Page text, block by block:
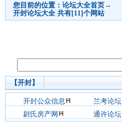
您目前的位置： 论坛大全首页→
开封论坛大全 共有[11]个网站
【开封】
开封公众信息 兰考论坛
尉氏房产网
通许论坛